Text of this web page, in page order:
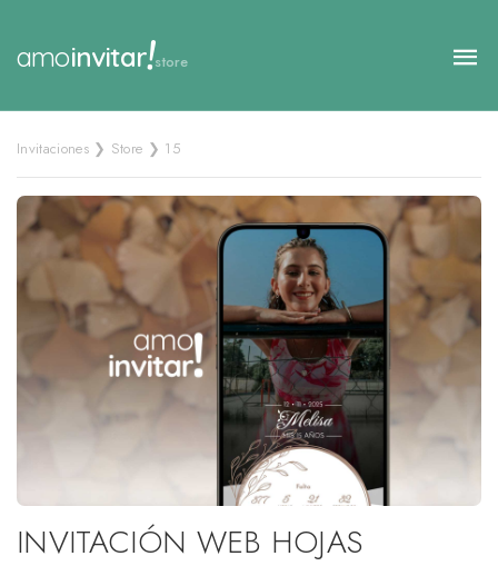
amoinvitar!store
Invitaciones ❯ Store ❯ 15
INVITACIÓN WEB HOJAS